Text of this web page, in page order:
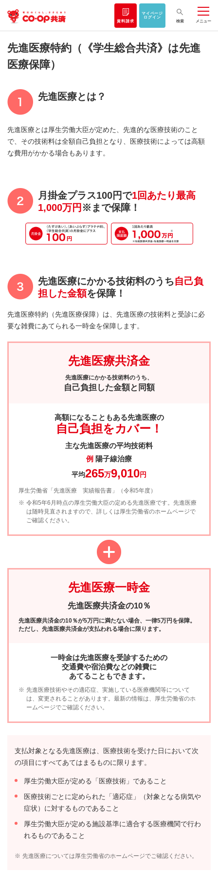
資料請求
マイページ
ログイン
検索
メニュー
先進医療特約（《学生総合共済》は先進
医療保障）
先進医療とは？
先進医療とは厚生労働大臣が定めた、先進的な医療技術のこと
で、その技術料は全額自己負担となり、医療技術によっては高額
な費用がかかる場合もあります。
月掛金プラス100円で1回あたり最高
1,000万円 ※まで保障！
先進医療にかかる技術料のうち自己負
担した金額を保障！
先進医療特約（先進医療保障）は、先進医療の技術料と受診に必
要な雑費にあてられる一時金を保障します。
先進医療共済金
先進医療にかかる技術料のうち、
自己負担した金額と同額
高額になることもある先進医療の
自己負担をカバー！
主な先進医療の平均技術料
例 陽子線治療
平均265万9,010円
厚生労働省「先進医療 実績報告書」（令和5年度）
※ 令和5年6月時点の厚生労働大臣の定める先進医療です。先進医療
は随時見直されますので、詳しくは厚生労働省のホームページで
ご確認ください。
先進医療一時金
先進医療共済金の10％
先進医療共済金の10％が5万円に満たない場合、一律5万円を保障。
ただし、先進医療共済金が支払われる場合に限ります。
一時金は先進医療を受診するための
交通費や宿泊費などの雑費に
あてることもできます。
※ 先進医療技術やその適応症、実施している医療機関等について
は、変更されることがあります。最新の情報は、厚生労働省のホ
ームページでご確認ください。
支払対象となる先進医療は、医療技術を受けた日において次
の項目にすべてあてはまるものに限ります。
厚生労働大臣が定める「医療技術」であること
医療技術ごとに定められた「適応症」（対象となる病気や
症状）に対するものであること
厚生労働大臣が定める施設基準に適合する医療機関で行わ
れるものであること
※ 先進医療については厚生労働省のホームページでご確認ください。